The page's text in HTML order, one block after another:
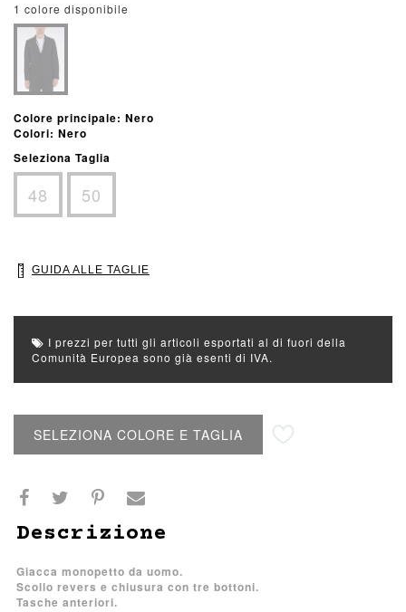
1 colore disponibile
Colore principale: Nero
Colori: Nero
Seleziona Taglia
48 50
GUIDA ALLE TAGLIE
I prezzi per tutti gli articoli esportati al di fuori della
Comunità Europea sono già esenti di IVA.
SELEZIONA COLORE E TAGLIA
Descrizione
Giacca monopetto da uomo.
Scollo revers e chiusura con tre bottoni.
Tasche anteriori.